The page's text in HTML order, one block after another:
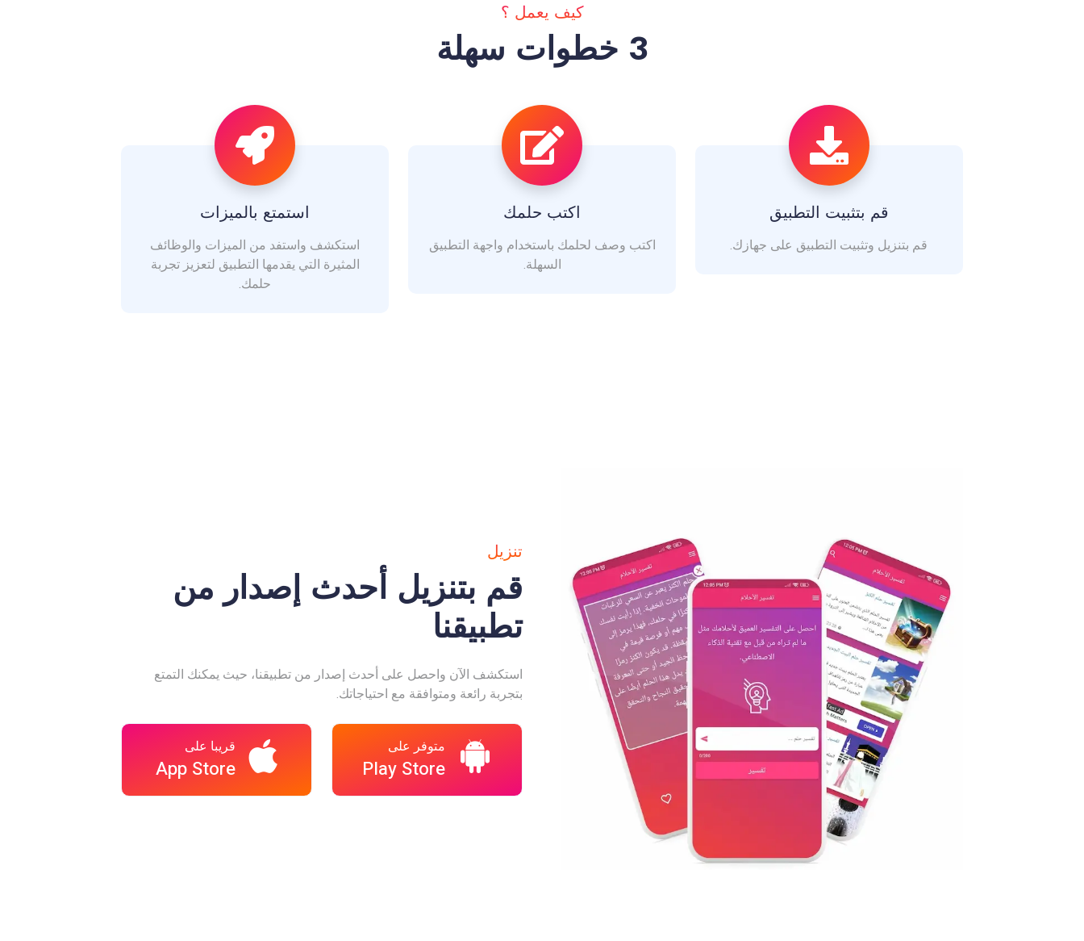
كيف يعمل ؟
3 خطوات سهلة
قم بتثبيت التطبيق
قم بتنزيل وتثبيت التطبيق على جهازك.
اكتب حلمك
اكتب وصف لحلمك باستخدام واجهة التطبيق
السهلة.
استمتع بالميزات
استكشف واستفد من الميزات والوظائف
المثيرة التي يقدمها التطبيق لتعزيز تجربة
حلمك.
تنزيل
قم بتنزيل أحدث إصدار من
تطبيقنا
استكشف الآن واحصل على أحدث إصدار من تطبيقنا، حيث يمكنك التمتع
بتجربة رائعة ومتوافقة مع احتياجاتك.
متوفر على
Play Store
قريبا على
App Store